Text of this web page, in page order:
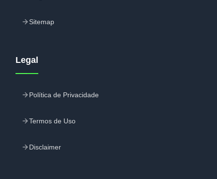
Sitemap
Legal
Política de Privacidade
Termos de Uso
Disclaimer